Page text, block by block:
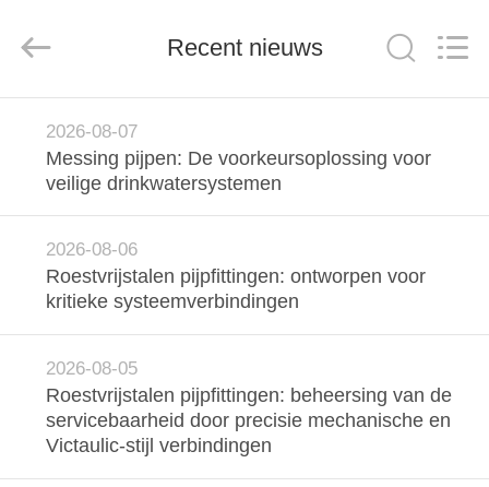
HUIS
PRODUCTEN
ONGEVEER
ONS
FABRIEKSREIS
KWALITEITSCONTROLE
GROUP
CHINA.
Reserved.
Recent nieuws
2026-08-07
Messing pijpen: De voorkeursoplossing voor
veilige drinkwatersystemen
2026-08-06
Roestvrijstalen pijpfittingen: ontworpen voor
kritieke systeemverbindingen
2026-08-05
Roestvrijstalen pijpfittingen: beheersing van de
servicebaarheid door precisie mechanische en
Victaulic-stijl verbindingen